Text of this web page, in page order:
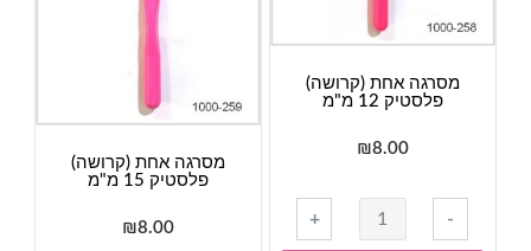
מסרגה אחת (קרושה)
פלסטיק 12 מ"מ
₪8.00
-
כמות
של
+
מסרגה אחת (קרושה)
פלסטיק 15 מ"מ
₪8.00